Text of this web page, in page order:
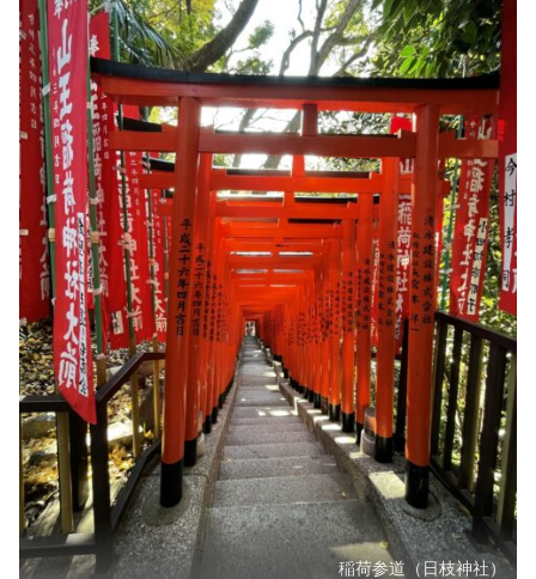
稲荷参道（日枝神社）